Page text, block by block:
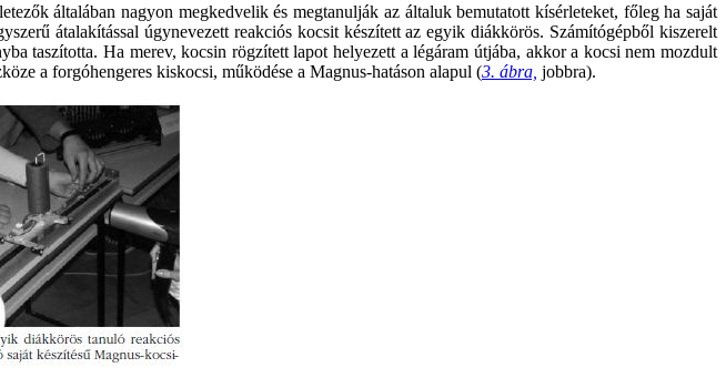
általában nagyon megkedvelik és megtanulják az általuk bemutatott kísérleteket, főleg ha saját
átalakítással úgynevezett reakciós kocsit készített az egyik diákkörös. Számítógépből kiszerelt
taszította. Ha merev, kocsin rögzített lapot helyezett a légáram útjába, akkor a kocsi nem mozdult
a forgóhengeres kiskocsi, működése a Magnus-hatáson alapul (3. ábra, jobbra).